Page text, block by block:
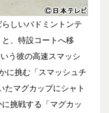
しいバドミントンテ
、特設コートへ移
う彼の高速スマッシ
に挑む「スマッシュチ
たマグカップにシャト
挑戦する「マグカッ